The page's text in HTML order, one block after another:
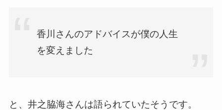
香川さんのアドバイスが僕の人生
を変えました
と、井之脇海さんは語られていたそうです。